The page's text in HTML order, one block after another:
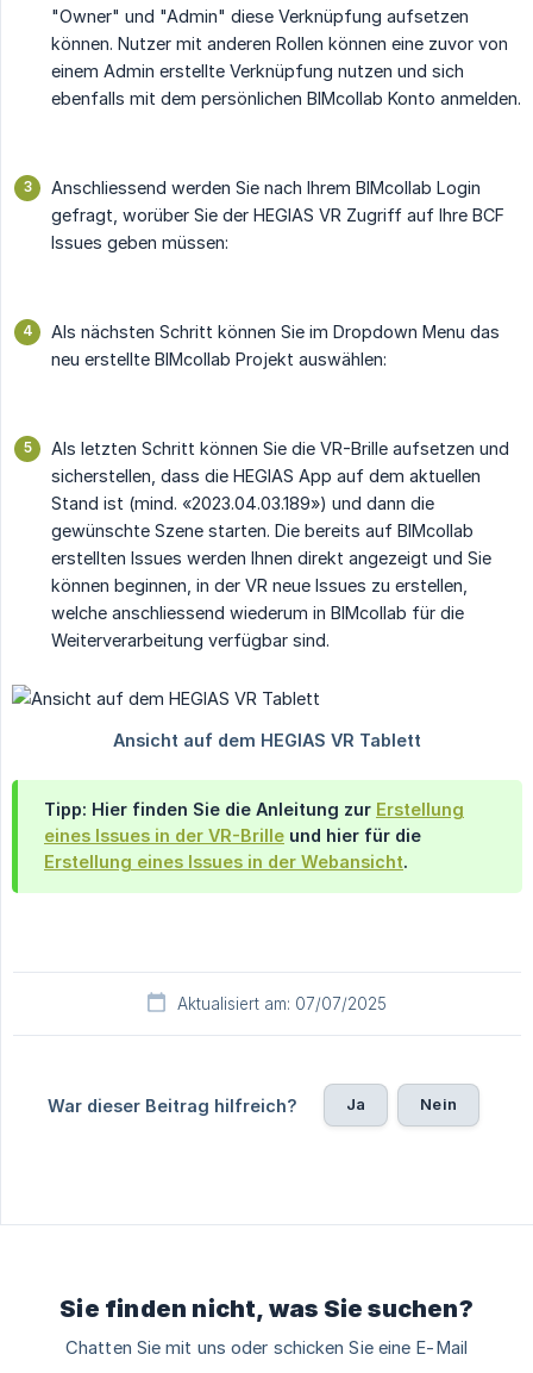
"Owner" und "Admin" diese Verknüpfung aufsetzen
können. Nutzer mit anderen Rollen können eine zuvor von
einem Admin erstellte Verknüpfung nutzen und sich
ebenfalls mit dem persönlichen BIMcollab Konto anmelden.
Anschliessend werden Sie nach Ihrem BIMcollab Login
gefragt, worüber Sie der HEGIAS VR Zugriff auf Ihre BCF
Issues geben müssen:
Als nächsten Schritt können Sie im Dropdown Menu das
neu erstellte BIMcollab Projekt auswählen:
Als letzten Schritt können Sie die VR-Brille aufsetzen und
sicherstellen, dass die HEGIAS App auf dem aktuellen
Stand ist (mind. «2023.04.03.189») und dann die
gewünschte Szene starten. Die bereits auf BIMcollab
erstellten Issues werden Ihnen direkt angezeigt und Sie
können beginnen, in der VR neue Issues zu erstellen,
welche anschliessend wiederum in BIMcollab für die
Weiterverarbeitung verfügbar sind.
Tipp: Hier finden Sie die Anleitung zur Erstellung
eines Issues in der VR-Brille und hier für die
Erstellung eines Issues in der Webansicht.
Aktualisiert am: 07/07/2025
War dieser Beitrag hilfreich? Ja Nein
Sie finden nicht, was Sie suchen?
Chatten Sie mit uns oder schicken Sie eine E-Mail